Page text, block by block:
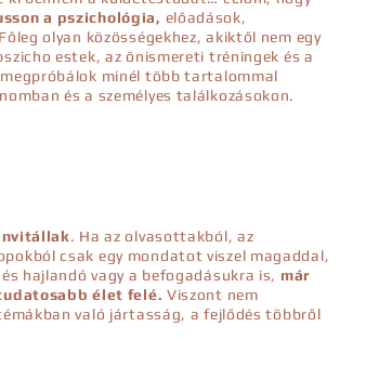
a pszichológia, előadások,
olyan közösségekhez, akiktől nem egy
estek, az önismereti tréningek és a
minél több tartalommal
és a személyes találkozásokon.
. Ha az olvasottakból, az
csak egy mondatot viszel magaddal,
hajlandó vagy a befogadásukra is, már
élet felé. Viszont nem
való jártasság, a fejlődés többről